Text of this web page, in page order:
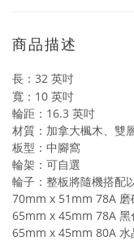
商品描述
長：32 英吋
寬：10 英吋
輪距：16.3 英吋
材質：加拿大楓木、雙
板型：中腳窩
輪架：可自選
輪子：整板將隨機搭配
70mm x 51mm 78A 磨
65mm x 45mm 78A 黑
65mm x 45mm 80A 水